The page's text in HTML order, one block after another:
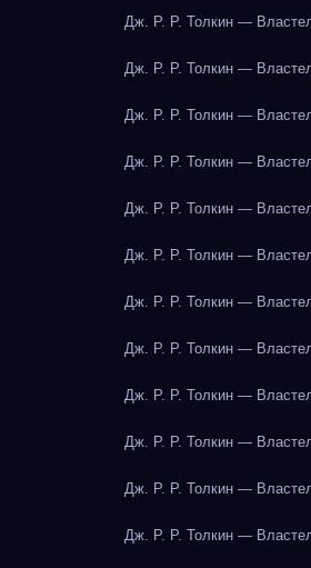
Дж. Р. Р. Толкин —
Дж. Р. Р. Толкин —
Дж. Р. Р. Толкин —
Дж. Р. Р. Толкин —
Дж. Р. Р. Толкин —
Дж. Р. Р. Толкин —
Дж. Р. Р. Толкин —
Дж. Р. Р. Толкин —
Дж. Р. Р. Толкин —
Дж. Р. Р. Толкин —
Дж. Р. Р. Толкин —
Дж. Р. Р. Толкин —